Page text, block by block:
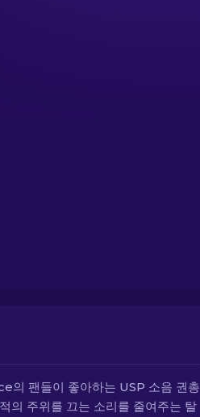
팬들이 좋아하는 USP 소음 권총
의 주위를 끄는 소리를 줄여주는 탈